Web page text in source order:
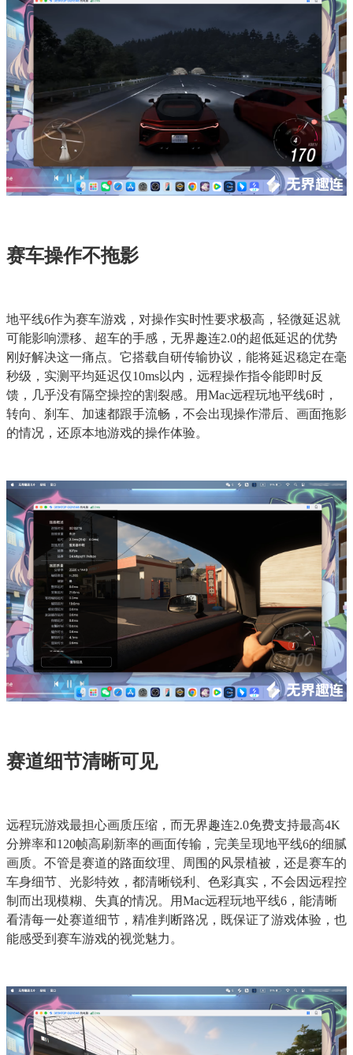
赛车操作不拖影
地平线6作为赛车游戏，对操作实时性要求极高，轻微延迟就
可能影响漂移、超车的手感，无界趣连2.0的超低延迟的优势
刚好解决这一痛点。它搭载自研传输协议，能将延迟稳定在毫
秒级，实测平均延迟仅10ms以内，远程操作指令能即时反
馈，几乎没有隔空操控的割裂感。用Mac远程玩地平线6时，
转向、刹车、加速都跟手流畅，不会出现操作滞后、画面拖影
的情况，还原本地游戏的操作体验。
赛道细节清晰可见
远程玩游戏最担心画质压缩，而无界趣连2.0免费支持最高4K
分辨率和120帧高刷新率的画面传输，完美呈现地平线6的细腻
画质。不管是赛道的路面纹理、周围的风景植被，还是赛车的
车身细节、光影特效，都清晰锐利、色彩真实，不会因远程控
制而出现模糊、失真的情况。用Mac远程玩地平线6，能清晰
看清每一处赛道细节，精准判断路况，既保证了游戏体验，也
能感受到赛车游戏的视觉魅力。